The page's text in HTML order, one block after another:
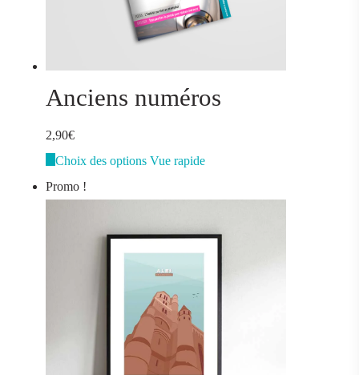
Anciens numéros
2,90€
Choix des options Ce
plusieurs
Les
options
peuvent
être
Vue rapide
Promo !